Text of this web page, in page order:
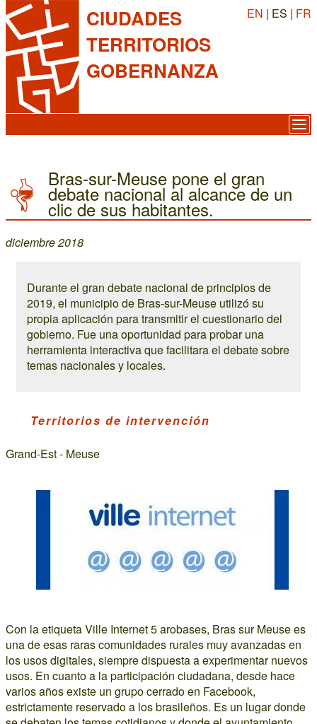
CIUDADES
TERRITORIOS
GOBERNANZA
EN | ES | FR
Bras-sur-Meuse pone el gran
debate nacional al alcance de un
clic de sus habitantes.
diciembre 2018
Durante el gran debate nacional de principios de
2019, el municipio de Bras-sur-Meuse utilizó su
propia aplicación para transmitir el cuestionario del
gobierno. Fue una oportunidad para probar una
herramienta interactiva que facilitara el debate sobre
temas nacionales y locales.
Territorios de intervención
Grand-Est - Meuse
Con la etiqueta Ville Internet 5 arobases, Bras sur Meuse es
una de esas raras comunidades rurales muy avanzadas en
los usos digitales, siempre dispuesta a experimentar nuevos
usos. En cuanto a la participación ciudadana, desde hace
varios años existe un grupo cerrado en Facebook,
estrictamente reservado a los brasileños. Es un lugar donde